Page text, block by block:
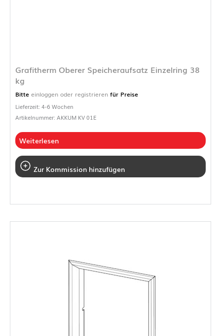
Grafitherm Oberer Speicheraufsatz Einzelring 38
kg
Bitte einloggen oder registrieren für Preise
Lieferzeit: 4-6 Wochen
Artikelnummer: AKKUM KV 01E
Weiterlesen
Zur Kommission hinzufügen